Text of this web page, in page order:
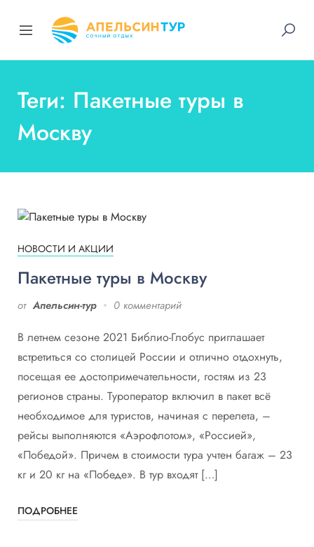
Теги: Пакетные туры в
Москву
НОВОСТИ И АКЦИИ
Пакетные туры в Москву
от Апельсин-тур 0 комментарий
В летнем сезоне 2021 Библио-Глобус приглашает
встретиться со столицей России и отлично отдохнуть,
посещая ее достопримечательности, гостям из 23
регионов страны. Туроператор включил в пакет всё
необходимое для туристов, начиная с перелета, –
рейсы выполняются «Аэрофлотом», «Россией»,
«Победой». Причем в стоимости тура учтен багаж – 23
кг и 20 кг на «Победе». В тур входят […]
ПОДРОБНЕЕ